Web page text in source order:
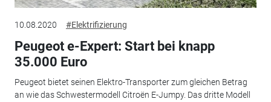
10.08.2020 #Elektrifizierung
Peugeot e-Expert: Start bei knapp
35.000 Euro
Peugeot bietet seinen Elektro-Transporter zum gleichen Betrag
an wie das Schwestermodell Citroën E-Jumpy. Das dritte Modell